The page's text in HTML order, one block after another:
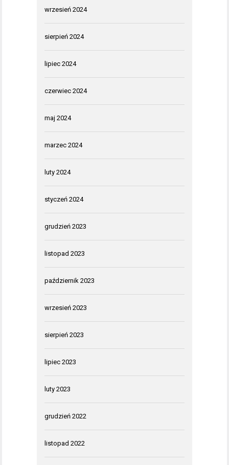
wrzesień 2024
sierpień 2024
lipiec 2024
czerwiec 2024
maj 2024
marzec 2024
luty 2024
styczeń 2024
grudzień 2023
listopad 2023
październik 2023
wrzesień 2023
sierpień 2023
lipiec 2023
luty 2023
grudzień 2022
listopad 2022